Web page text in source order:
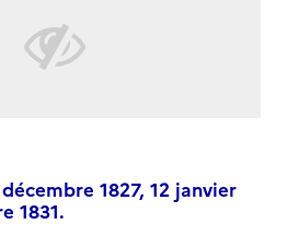
1827, 12 janvier
1831.